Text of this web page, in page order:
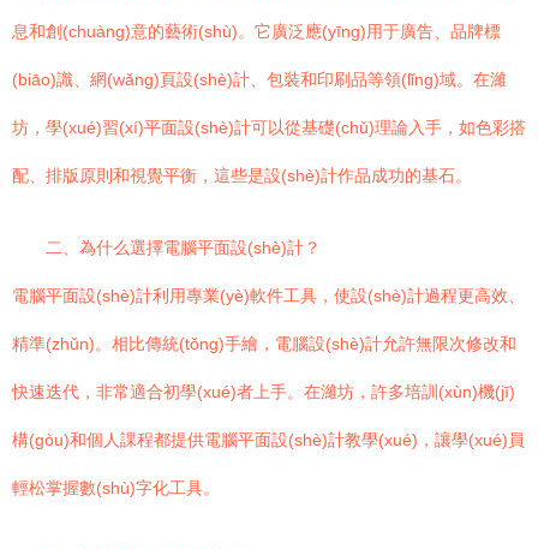
息和創(chuàng)意的藝術(shù)。它廣泛應(yīng)用于廣告、品牌標
(biāo)識、網(wǎng)頁設(shè)計、包裝和印刷品等領(lǐng)域。在濰
坊，學(xué)習(xí)平面設(shè)計可以從基礎(chǔ)理論入手，如色彩搭
配、排版原則和視覺平衡，這些是設(shè)計作品成功的基石。
二、為什么選擇電腦平面設(shè)計？
電腦平面設(shè)計利用專業(yè)軟件工具，使設(shè)計過程更高效、
精準(zhǔn)。相比傳統(tǒng)手繪，電腦設(shè)計允許無限次修改和
快速迭代，非常適合初學(xué)者上手。在濰坊，許多培訓(xùn)機(jī)
構(gòu)和個人課程都提供電腦平面設(shè)計教學(xué)，讓學(xué)員
輕松掌握數(shù)字化工具。